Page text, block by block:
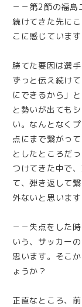
－－第2節の福島
続けてきた先に
こに感じています
勝てた要因は選
ずっと伝え続け
にできるから」
と勢いが出ても
い。なんとなく
点にまで繋がっ
としたところだ
つけてきた中で
て、弾き返して
外ないと思います
－－失点をした
いう、サッカー
思います。そこ
ょうか？
正直なところ、